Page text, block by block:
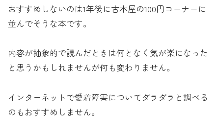
おすすめしないのは1年後に古本屋の100円コーナーに
並んでそうな本です。
内容が抽象的で読んだときは何となく気が楽になった
と思うかもしれませんが何も変わりません。
インターネットで愛着障害についてダラダラと調べる
のもおすすめしません。